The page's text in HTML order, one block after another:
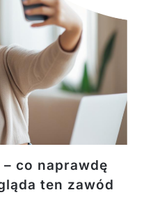
co naprawdę
ten zawód